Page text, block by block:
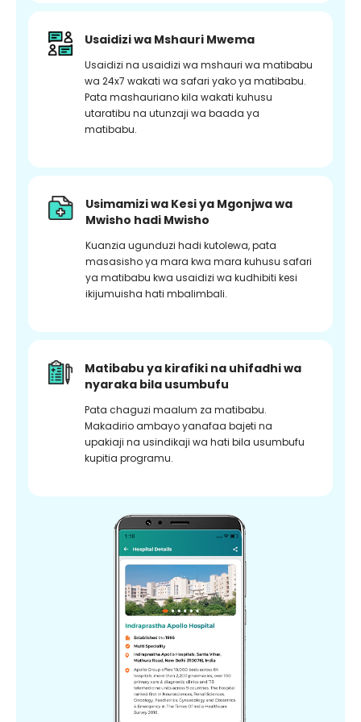
Usaidizi wa Mshauri Mwema
Usaidizi na usaidizi wa mshauri wa matibabu
wa 24x7 wakati wa safari yako ya matibabu.
Pata mashauriano kila wakati kuhusu
utaratibu na utunzaji wa baada ya
matibabu.
Usimamizi wa Kesi ya Mgonjwa wa
Mwisho hadi Mwisho
Kuanzia ugunduzi hadi kutolewa, pata
masasisho ya mara kwa mara kuhusu safari
ya matibabu kwa usaidizi wa kudhibiti kesi
ikijumuisha hati mbalimbali.
Matibabu ya kirafiki na uhifadhi wa
nyaraka bila usumbufu
Pata chaguzi maalum za matibabu.
Makadirio ambayo yanafaa bajeti na
upakiaji na usindikaji wa hati bila usumbufu
kupitia programu.